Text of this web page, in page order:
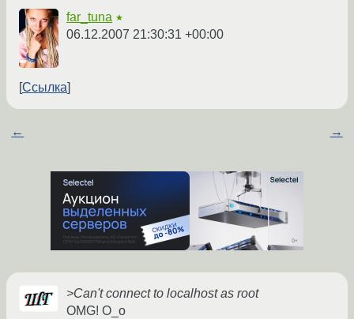
far_tuna ★
06.12.2007 21:30:31 +00:00
Ссылка
← →
>Can't connect to localhost as root
OMG! O_o